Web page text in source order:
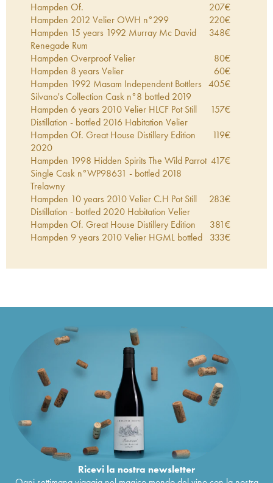
Hampden Of.
207€
Hampden 2012 Velier OWH n°299
220€
Hampden 15 years 1992 Murray Mc David
Renegade Rum
348€
Hampden Overproof Velier
80€
Hampden 8 years Velier
60€
Hampden 1992 Masam Independent Bottlers
Silvano's Collection Cask n°8 bottled 2019
405€
Hampden 6 years 2010 Velier HLCF Pot Still
Distillation - bottled 2016 Habitation Velier
157€
Hampden Of. Great House Distillery Edition
2020
119€
Hampden 1998 Hidden Spirits The Wild Parrot
Single Cask n°WP98631 - bottled 2018
Trelawny
417€
Hampden 10 years 2010 Velier C.H Pot Still
Distillation - bottled 2020 Habitation Velier
283€
Hampden Of. Great House Distillery Edition
381€
Hampden 9 years 2010 Velier HGML bottled
333€
Hampden 6 years 2010 Velier LROK Pot Still
Distillation - bottled 2016 Habitation Velier
Hampden 11 years 2010 Velier LROK LMDW
86
Hampden 10 years 2010 Velier Owl Single
Cask n°487 - One of 250 - bottled 2020
Trelawny Endemic Birds
523€
Hampden 1998 Hidden Spirits The Wild Parrot
Single Cask n°WP98645 - bottled 2017
LMDW
481
Hampden Of. Great House Distillery Edition
2021
Jamaica 23 years 1990 Rum Nation Supreme
Ricevi la nostra newsletter